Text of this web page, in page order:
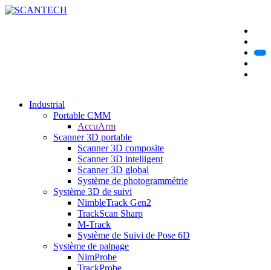
Industrial
Portable CMM
AccuArm
Scanner 3D portable
Scanner 3D composite
Scanner 3D intelligent
Scanner 3D global
Système de photogrammétrie
Système 3D de suivi
NimbleTrack Gen2
TrackScan Sharp
M-Track
Système de Suivi de Pose 6D
Système de palpage
NimProbe
TrackProbe